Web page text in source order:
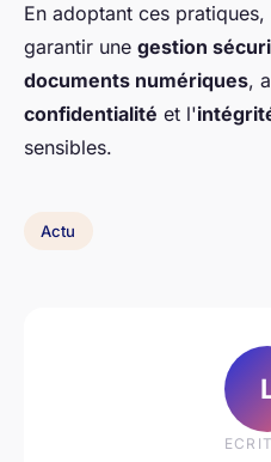
En adoptant ces pratiques,
garantir une gestion
documents numériques,
confidentialité et l'
sensibles.
Actu